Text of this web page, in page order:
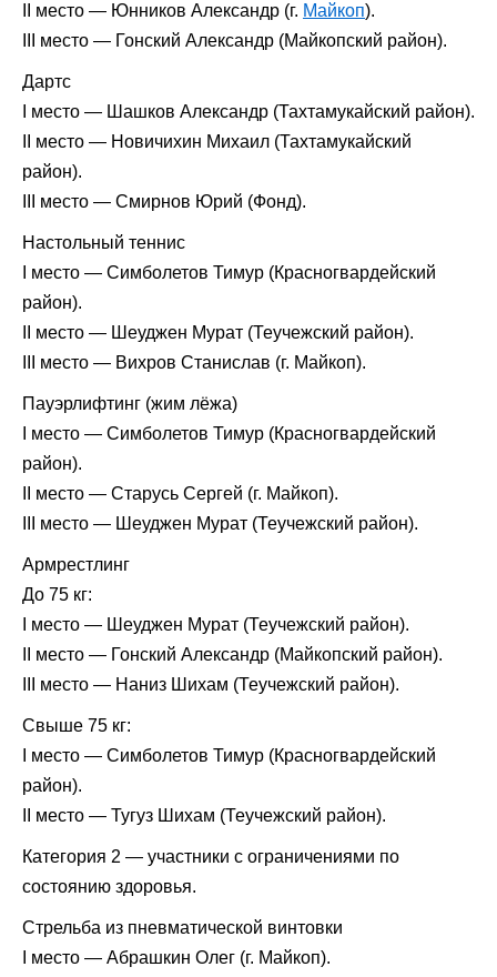
II место — Юнников Александр (г. Майкоп).
III место — Гонский Александр (Майкопский район).
Дартс
I место — Шашков Александр (Тахтамукайский район).
II место — Новичихин Михаил (Тахтамукайский
район).
III место — Смирнов Юрий (Фонд).
Настольный теннис
I место — Симболетов Тимур (Красногвардейский
район).
II место — Шеуджен Мурат (Теучежский район).
III место — Вихров Станислав (г. Майкоп).
Пауэрлифтинг (жим лёжа)
I место — Симболетов Тимур (Красногвардейский
район).
II место — Старусь Сергей (г. Майкоп).
III место — Шеуджен Мурат (Теучежский район).
Армрестлинг
До 75 кг:
I место — Шеуджен Мурат (Теучежский район).
II место — Гонский Александр (Майкопский район).
III место — Наниз Шихам (Теучежский район).
Свыше 75 кг:
I место — Симболетов Тимур (Красногвардейский
район).
II место — Тугуз Шихам (Теучежский район).
Категория 2 — участники с ограничениями по
состоянию здоровья.
Стрельба из пневматической винтовки
I место — Абрашкин Олег (г. Майкоп).